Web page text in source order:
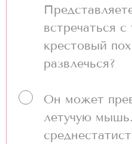
встречаться
крестовый
развлечься?
Он может
летучую